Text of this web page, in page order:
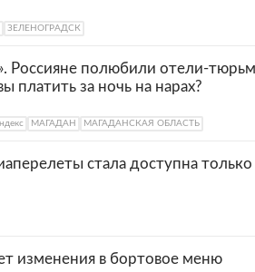
ЗЕЛЕНОГРАДСК
Россияне полюбили отели-
платить за ночь на нарах?
МАГАДАН МАГАДАНСКАЯ ОБЛАСТЬ
стала доступна только
изменения в бортовое меню